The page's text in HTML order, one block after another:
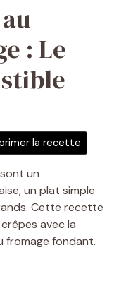
: Le
la recette
un
un plat simple
Cette recette
avec la
fromage fondant.